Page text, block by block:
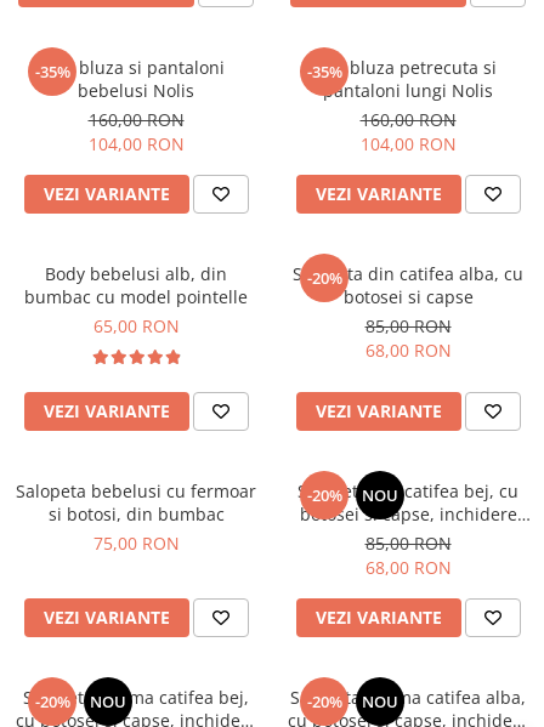
-35%
Set bluza si pantaloni
bebelusi Nolis
160,00 RON
104,00 RON
VEZI VARIANTE
-35%
Set bluza petrecuta si
pantaloni lungi Nolis
160,00 RON
104,00 RON
VEZI VARIANTE
Body bebelusi alb, din
bumbac cu model pointelle
65,00 RON
VEZI VARIANTE
-20%
Salopeta din catifea alba, cu
botosei si capse
85,00 RON
68,00 RON
VEZI VARIANTE
Salopeta bebelusi cu fermoar
si botosi, din bumbac
75,00 RON
VEZI VARIANTE
-20% NOU
Salopeta din catifea bej, cu
botosei si capse, inchidere
frontala
85,00 RON
68,00 RON
VEZI VARIANTE
-20% NOU
Salopeta pijama catifea bej,
cu botosei si capse, inchidere
-20% NOU
Salopeta pijama catifea alba,
cu botosei si capse, inchidere